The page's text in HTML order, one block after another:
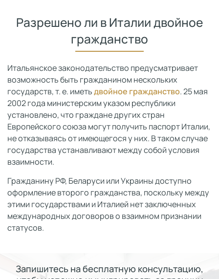
Разрешено ли в Италии двойное
гражданство
Итальянское законодательство предусматривает
возможность быть гражданином нескольких
государств, т. е. иметьдвойное гражданство. 25 мая
2002 года министерским указом республики
установлено, что граждане других стран
Европейского союза могут получить паспорт Италии,
не отказываясь от имеющегося у них. В таком случае
государства устанавливают между собой условия
взаимности.
Гражданину РФ, Беларуси или Украины доступно
оформление второго гражданства, поскольку между
этими государствами и Италией нет заключенных
международных договоров о взаимном признании
статусов.
Запишитесь на бесплатную консультацию,